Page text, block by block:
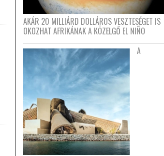
AKÁR 20 MILLIÁRD DOLLÁROS VESZTESÉGET IS
OKOZHAT AFRIKÁNAK A KÖZELGŐ EL NIÑO
A